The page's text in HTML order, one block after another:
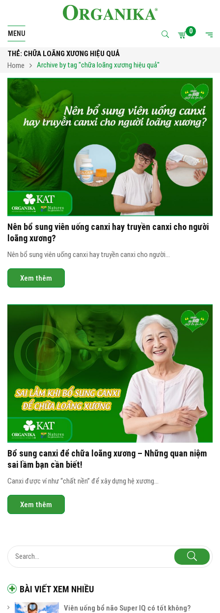
MENU 0
THẺ: CHỮA LOÃNG XƯƠNG HIỆU QUẢ
Home
Archive by tag "chữa loãng xương hiệu quả"
BÀI VIẾT XEM NHIỀU
Viên uống bổ não Super IQ có tốt không?
Nên bổ sung viên uống canxi hay truyền canxi cho người
loãng xương?
Nên bổ sung viên uống canxi hay truyền canxi cho người...
Xem thêm
Bổ sung canxi để chữa loãng xương – Những quan niệm
sai lầm bạn cần biết!
Canxi được ví như “chất nền” để xây dựng hệ xương...
Xem thêm